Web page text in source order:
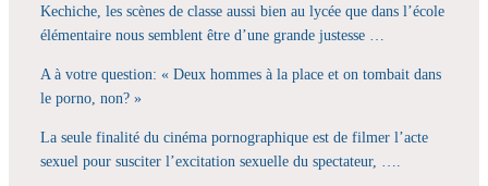
Kechiche, les scènes de classe aussi bien au lycée que dans l’école
élémentaire nous semblent être d’une grande justesse …
A à votre question: « Deux hommes à la place et on tombait dans
le porno, non? »
La seule finalité du cinéma pornographique est de filmer l’acte
sexuel pour susciter l’excitation sexuelle du spectateur, ….